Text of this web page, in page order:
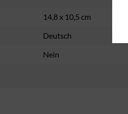
14,8 x 10,5 cm
Deutsch
Nein